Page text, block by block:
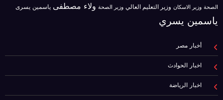
الصحة وزير الاسكان وزير التعليم العالي وزير الصحة ولاء مصطفى ياسمين يسرى
ياسمين يسري
أخبار مصر
اخبار الحوادث
اخبار الرياضة